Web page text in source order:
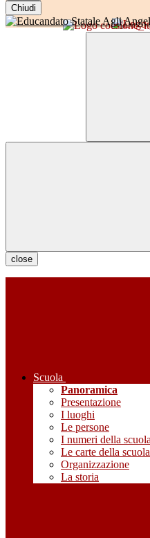
Chiudi
close
Scuola
Panoramica
Presentazione
I luoghi
Le persone
I numeri della scuola
Le carte della scuola
Organizzazione
La storia